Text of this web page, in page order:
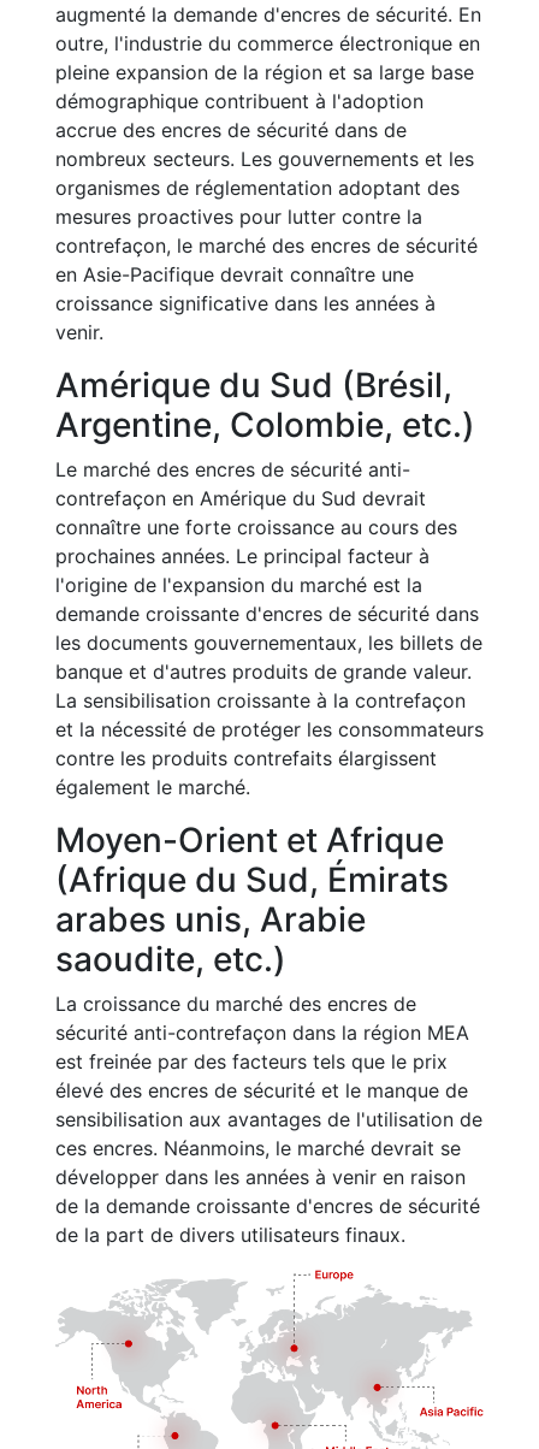
augmenté la demande d'encres de sécurité. En
outre, l'industrie du commerce électronique en
pleine expansion de la région et sa large base
démographique contribuent à l'adoption
accrue des encres de sécurité dans de
nombreux secteurs. Les gouvernements et les
organismes de réglementation adoptant des
mesures proactives pour lutter contre la
contrefaçon, le marché des encres de sécurité
en Asie-Pacifique devrait connaître une
croissance significative dans les années à
venir.
Amérique du Sud (Brésil,
Argentine, Colombie, etc.)
Le marché des encres de sécurité anti-
contrefaçon en Amérique du Sud devrait
connaître une forte croissance au cours des
prochaines années. Le principal facteur à
l'origine de l'expansion du marché est la
demande croissante d'encres de sécurité dans
les documents gouvernementaux, les billets de
banque et d'autres produits de grande valeur.
La sensibilisation croissante à la contrefaçon
et la nécessité de protéger les consommateurs
contre les produits contrefaits élargissent
également le marché.
Moyen-Orient et Afrique
(Afrique du Sud, Émirats
arabes unis, Arabie
saoudite, etc.)
La croissance du marché des encres de
sécurité anti-contrefaçon dans la région MEA
est freinée par des facteurs tels que le prix
élevé des encres de sécurité et le manque de
sensibilisation aux avantages de l'utilisation de
ces encres. Néanmoins, le marché devrait se
développer dans les années à venir en raison
de la demande croissante d'encres de sécurité
de la part de divers utilisateurs finaux.